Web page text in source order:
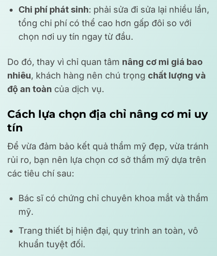
Chi phí phát sinh: phải sửa đi sửa lại nhiều lần,
tổng chi phí có thể cao hơn gấp đôi so với
chọn nơi uy tín ngay từ đầu.
Do đó, thay vì chỉ quan tâm nâng cơ mi giá bao
nhiêu, khách hàng nên chú trọng chất lượng và
độ an toàn của dịch vụ.
Cách lựa chọn địa chỉ nâng cơ mi uy
tín
Để vừa đảm bảo kết quả thẩm mỹ đẹp, vừa tránh
rủi ro, bạn nên lựa chọn cơ sở thẩm mỹ dựa trên
các tiêu chí sau:
Bác sĩ có chứng chỉ chuyên khoa mắt và thẩm
mỹ.
Trang thiết bị hiện đại, quy trình an toàn, vô
khuẩn tuyệt đối.